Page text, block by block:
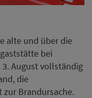
alte und über die
bei
August vollständig
die
Brandursache.